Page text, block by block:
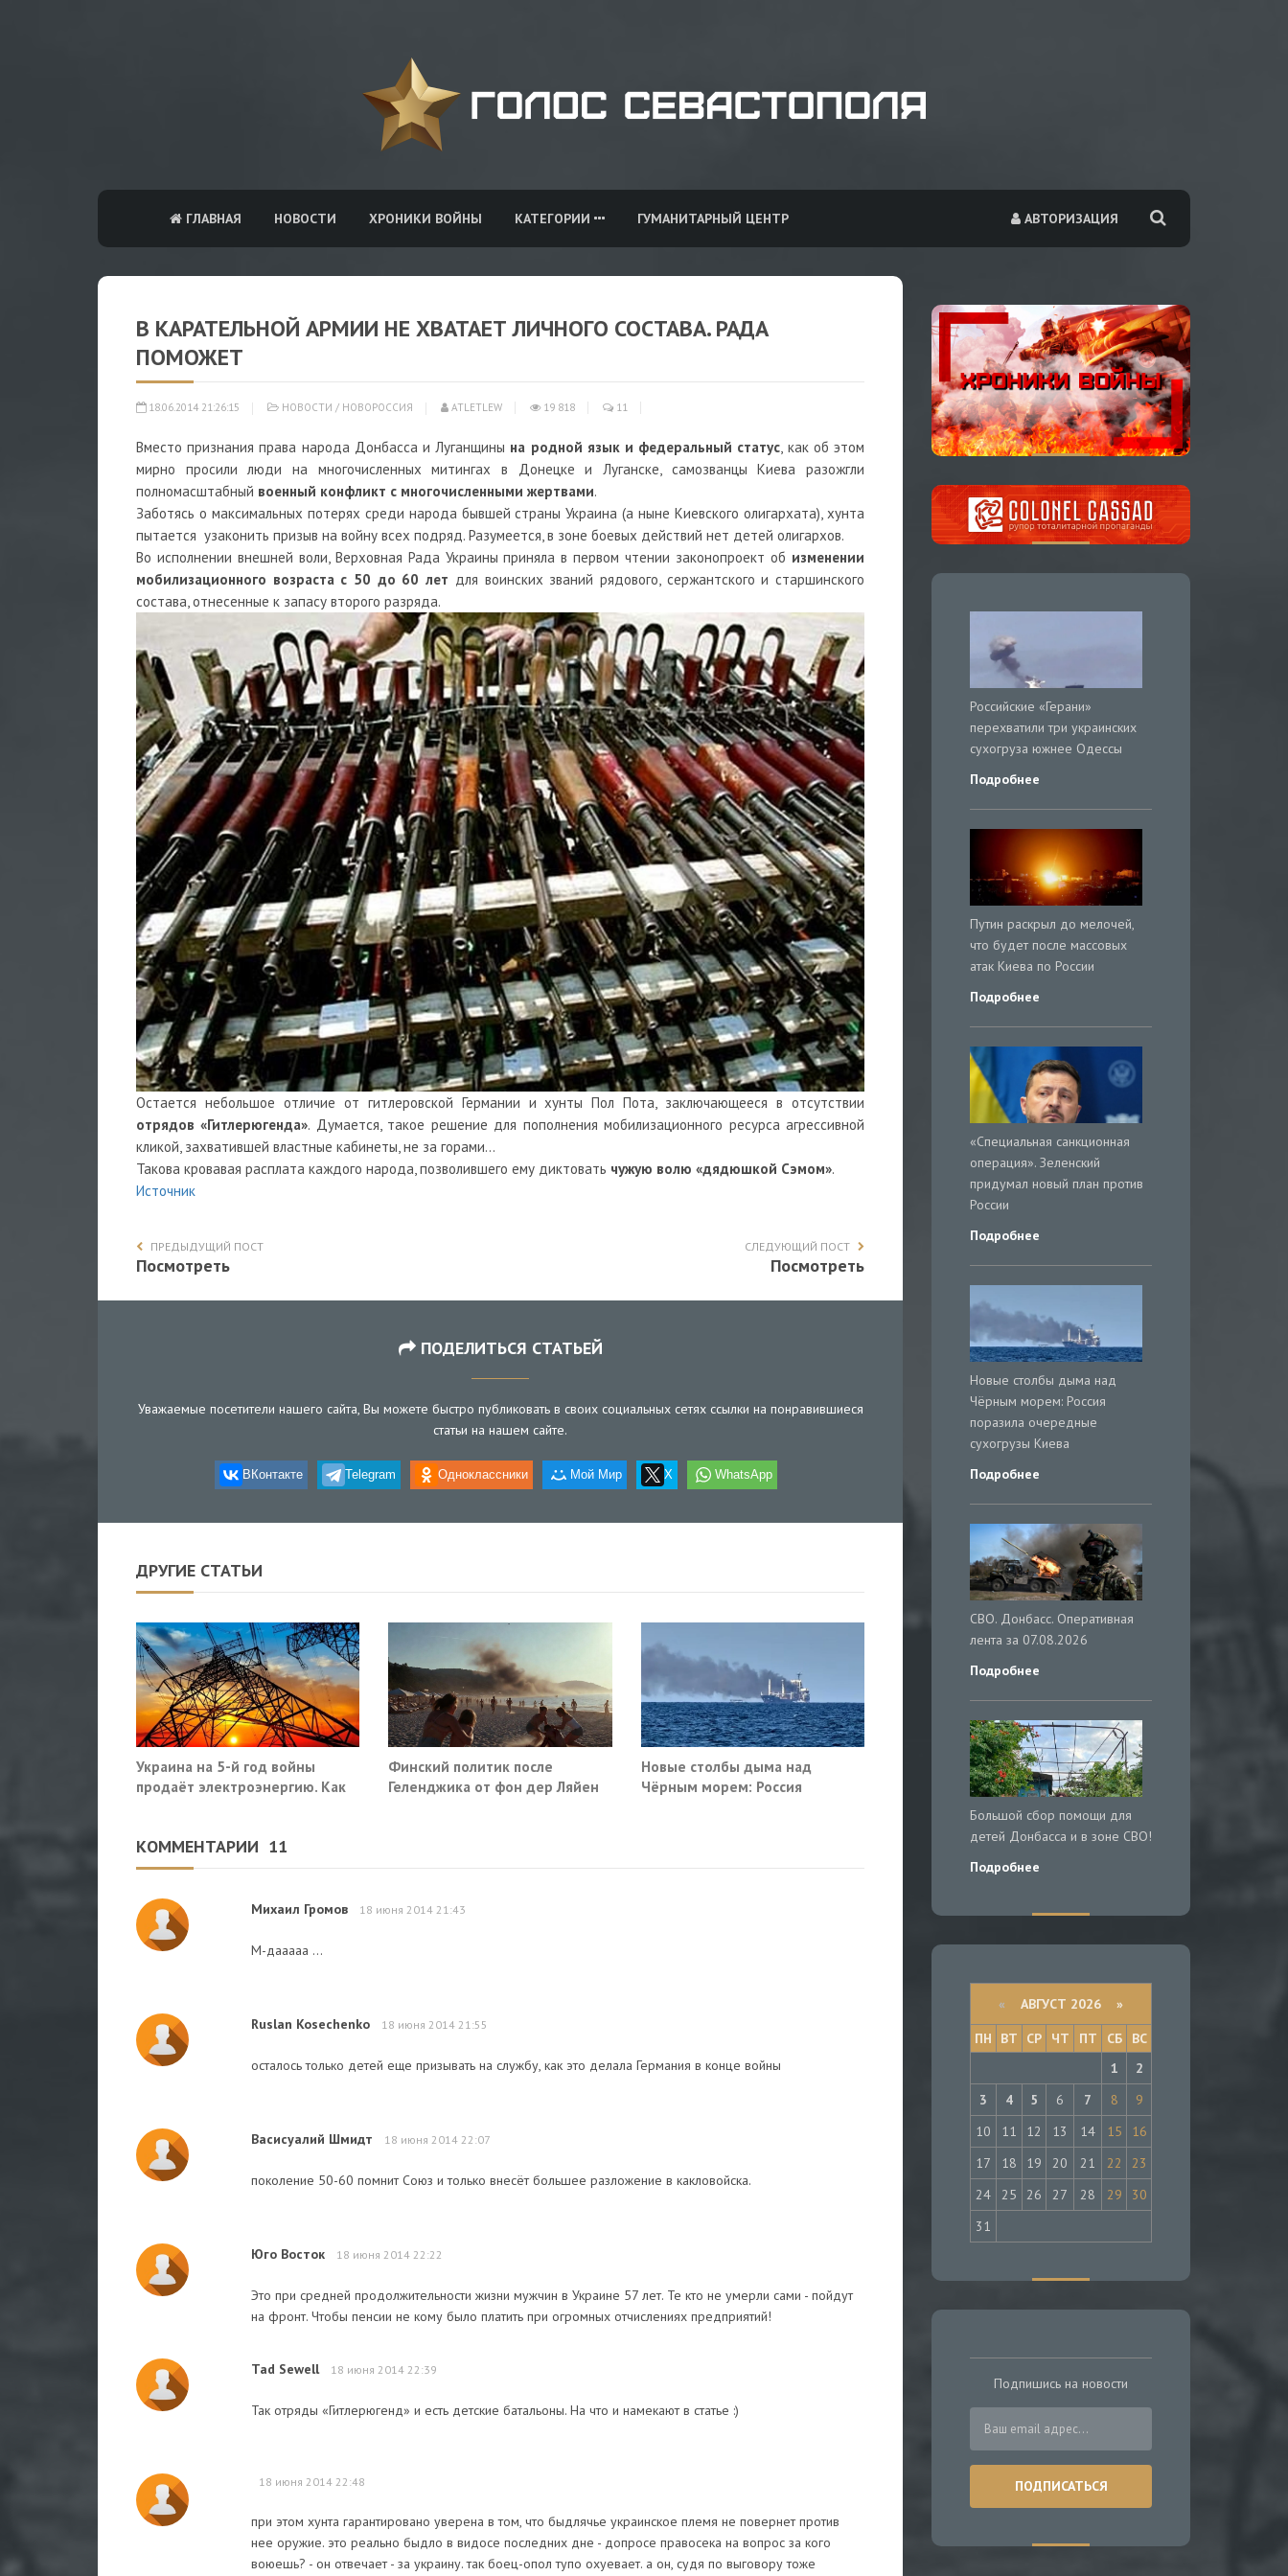
АВТОРИЗАЦИЯ
ГЛАВНАЯ НОВОСТИ ХРОНИКИ ВОЙНЫ КАТЕГОРИИ ГУМАНИТАРНЫЙ ЦЕНТР
В КАРАТЕЛЬНОЙ АРМИИ НЕ ХВАТАЕТ ЛИЧНОГО СОСТАВА. РАДА
ПОМОЖЕТ
18.06.2014 21:26:15 НОВОСТИ / НОВОРОССИЯ ATLETLEW 19 818 11
Вместо признания права народа Донбасса и Луганщины на родной язык и федеральный статус, как об этом
мирно просили люди на многочисленных митингах в Донецке и Луганске, самозванцы Киева разожгли
полномасштабный военный конфликт с многочисленными жертвами.
Заботясь о максимальных потерях среди народа бывшей страны Украина (а ныне Киевского олигархата), хунта
пытается узаконить призыв на войну всех подряд. Разумеется, в зоне боевых действий нет детей олигархов.
Во исполнении внешней воли, Верховная Рада Украины приняла в первом чтении законопроект об изменении
мобилизационного возраста с 50 до 60 лет для воинских званий рядового, сержантского и старшинского
состава, отнесенные к запасу второго разряда.
Остается небольшое отличие от гитлеровской Германии и хунты Пол Пота, заключающееся в отсутствии
отрядов «Гитлерюгенда». Думается, такое решение для пополнения мобилизационного ресурса агрессивной
кликой, захватившей властные кабинеты, не за горами…
Такова кровавая расплата каждого народа, позволившего ему диктовать чужую волю «дядюшкой Сэмом».
Источник
ПРЕДЫДУЩИЙ ПОСТ
Посмотреть
СЛЕДУЮЩИЙ ПОСТ
Посмотреть
ПОДЕЛИТЬСЯ СТАТЬЕЙ
Уважаемые посетители нашего сайта, Вы можете быстро публиковать в своих социальных сетях ссылки на понравившиеся
статьи на нашем сайте.
ВКонтакте Telegram Одноклассники Мой Мир X WhatsApp
ДРУГИЕ СТАТЬИ
Украина на 5-й год войны
продаёт электроэнергию. Как
Финский политик после
Геленджика от фон дер Ляйен
Новые столбы дыма над
Чёрным морем: Россия
КОММЕНТАРИИ 11
Михаил Громов 18 июня 2014 21:43
М-дааааа ...
Ruslan Kosechenko 18 июня 2014 21:55
осталось только детей еще призывать на службу, как это делала Германия в конце войны
Васисуалий Шмидт 18 июня 2014 22:07
поколение 50-60 помнит Союз и только внесёт большее разложение в какловойска.
Юго Восток 18 июня 2014 22:22
Это при средней продолжительности жизни мужчин в Украине 57 лет. Те кто не умерли сами - пойдут
на фронт. Чтобы пенсии не кому было платить при огромных отчислениях предприятий!
Tad Sewell 18 июня 2014 22:39
Так отряды «Гитлерюгенд» и есть детские батальоны. На что и намекают в статье :)
18 июня 2014 22:48
при этом хунта гарантировано уверена в том, что быдлячье украинское племя не повернет против
нее оружие. это реально быдло в видосе последних дне - допросе правосека на вопрос за кого
воюешь? - он отвечает - за украину. так боец-опол тупо охуевает. а он, судя по выговору тоже
Российские «Герани»
перехватили три украинских
сухогруза южнее Одессы
Подробнее
Путин раскрыл до мелочей,
что будет после массовых
атак Киева по России
Подробнее
«Специальная санкционная
операция». Зеленский
придумал новый план против
России
Подробнее
Новые столбы дыма над
Чёрным морем: Россия
поразила очередные
сухогрузы Киева
Подробнее
СВО. Донбасс. Оперативная
лента за 07.08.2026
Подробнее
Большой сбор помощи для
детей Донбасса и в зоне СВО!
Подробнее
« АВГУСТ 2026 »
ПН
ВТ СР ЧТ ПТ СБ
ВС
1
2
3
4 5 6 7 8
9
10
11 12 13 14 15
16
17
18 19 20 21 22
23
24
25 26 27 28 29
30
31
Подпишись на новости